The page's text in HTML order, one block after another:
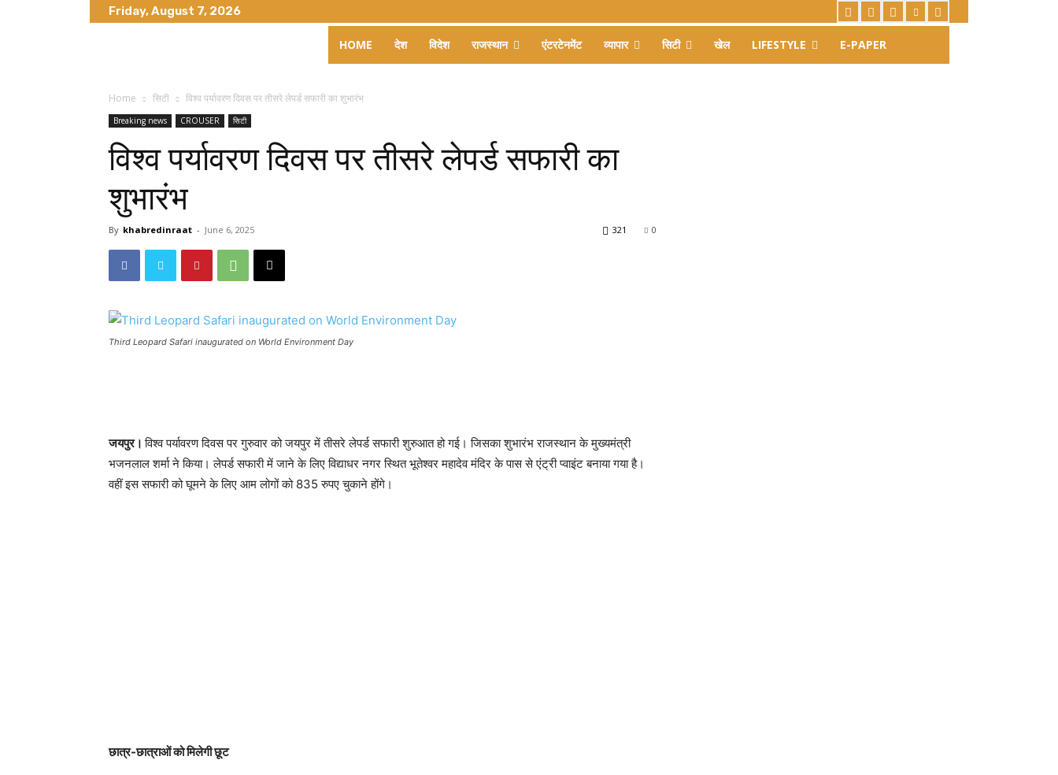
Friday, August 7, 2026
HOME देश विदेश राजस्थान एंटरटेनमेंट व्यापार सिटी खेल LIFESTYLE E-PAPER
Home सिटी विश्व पर्यावरण दिवस पर तीसरे लेपर्ड सफारी का शुभारंभ
Breaking news CROUSER सिटी
विश्व पर्यावरण दिवस पर तीसरे लेपर्ड सफारी का
शुभारंभ
By khabredinraat - June 6, 2025 0
321
Third Leopard Safari inaugurated on World Environment Day
जयपुर।विश्व पर्यावरण दिवस पर गुरुवार को जयपुर में तीसरे लेपर्ड सफारी शुरुआत हो गई। जिसका शुभारंभ राजस्थान के मुख्यमंत्री
भजनलाल शर्मा ने किया। लेपर्ड सफारी में जाने के लिए विद्याधर नगर स्थित भूतेश्वर महादेव मंदिर के पास से एंट्री प्वाइंट बनाया गया है।
वहीं इस सफारी को घूमने के लिए आम लोगों को 835 रुपए चुकाने होंगे।
छात्र-छात्राओं को मिलेगी छूट